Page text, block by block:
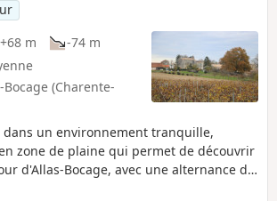
+68 m
-74 m
(Charente-
dans un environnement tranquille,
zone de plaine qui permet de découvrir
d'Allas-Bocage, avec une alternance de